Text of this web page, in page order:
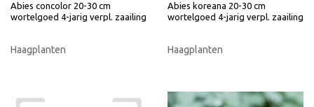
Abies concolor 20-30 cm
wortelgoed 4-jarig verpl. zaailing
Haagplanten
Abies koreana 20-30 cm
wortelgoed 4-jarig verpl. zaailing
Haagplanten